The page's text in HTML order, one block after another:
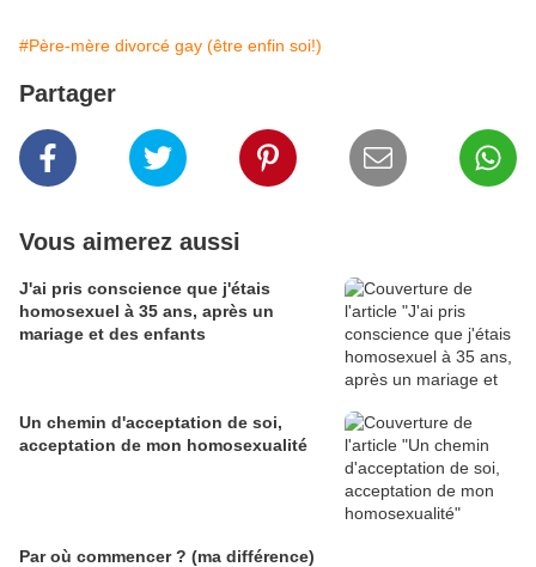
#Père-mère divorcé gay (être enfin soi!)
Partager
Vous aimerez aussi
J'ai pris conscience que j'étais
homosexuel à 35 ans, après un
mariage et des enfants
Un chemin d'acceptation de soi,
acceptation de mon homosexualité
Par où commencer ? (ma différence)